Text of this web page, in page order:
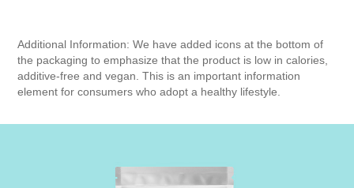
Additional Information: We have added icons at the bottom of
the packaging to emphasize that the product is low in calories,
additive-free and vegan. This is an important information
element for consumers who adopt a healthy lifestyle.